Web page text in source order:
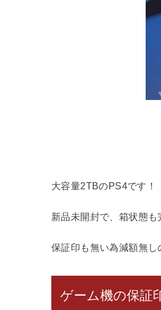
大容量2TBのPS4です！
新品未開封で、箱状態も
保証印も無い為減額無し
ゲーム機の保証